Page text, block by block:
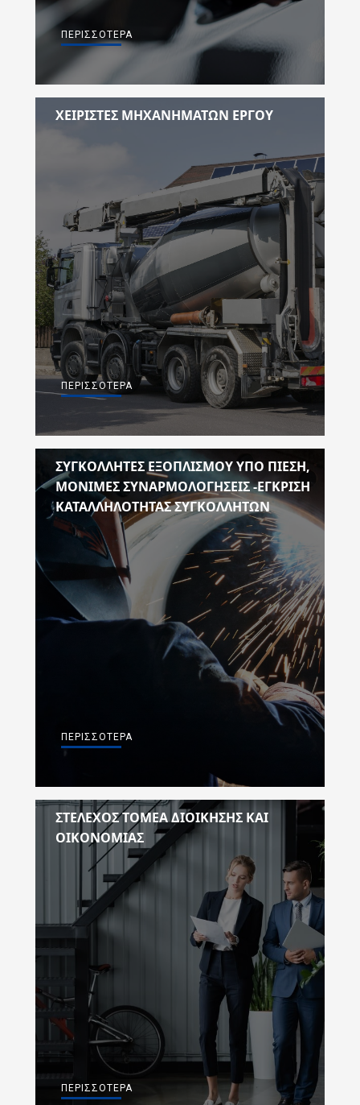
ΠΕΡΙΣΣΌΤΕΡΑ
ΧΕΙΡΙΣΤΈΣ ΜΗΧΑΝΗΜΆΤΩΝ ΕΡΓΟΥ
ΠΕΡΙΣΣΌΤΕΡΑ
ΣΥΓΚΟΛΛΗΤΈΣ ΕΞΟΠΛΙΣΜΟΎ ΥΠΌ ΠΊΕΣΗ,
ΜΌΝΙΜΕΣ ΣΥΝΑΡΜΟΛΟΓΉΣΕΙΣ -ΈΓΚΡΙΣΗ
ΚΑΤΑΛΛΗΛΌΤΗΤΑΣ ΣΥΓΚΟΛΛΗΤΏΝ
ΠΕΡΙΣΣΌΤΕΡΑ
ΣΤΈΛΕΧΟΣ ΤΟΜΈΑ ΔΙΟΊΚΗΣΗΣ ΚΑΙ
ΟΙΚΟΝΟΜΊΑΣ
ΠΕΡΙΣΣΌΤΕΡΑ